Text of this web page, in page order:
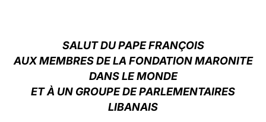
SALUT DU PAPE FRANÇOIS
AUX MEMBRES DE LA FONDATION MARONITE
DANS LE MONDE
ET À UN GROUPE DE PARLEMENTAIRES
LIBANAIS